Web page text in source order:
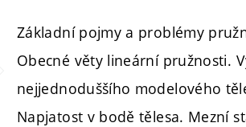
Základní pojmy a problémy
Obecné věty lineární pružnosti.
nejjednoduššího modelového
Napjatost v bodě tělesa. Mezní